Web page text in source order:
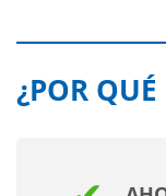
¿POR QUÉ